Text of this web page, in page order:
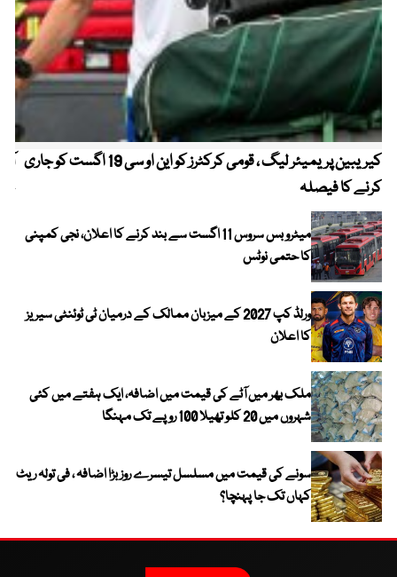
کیریبین پریمیئر لیگ ، قومی کرکٹرز کو این او سی 19 اگست کو جاری
کرنے کا فیصلہ
میٹرو بس سروس 11 اگست سے بند کرنے کا اعلان، نجی کمپنی
کا حتمی نوٹس
ورلڈ کپ 2027 کے میزبان ممالک کے درمیان ٹی ٹوئنٹی سیریز
کا اعلان
ملک بھر میں آٹے کی قیمت میں اضافہ، ایک ہفتے میں کئی
شہروں میں 20 کلو تھیلا 100 روپے تک مہنگا
سونے کی قیمت میں مسلسل تیسرے روز بڑا اضافہ ، فی تولہ ریٹ
کہاں تک جا پہنچا؟